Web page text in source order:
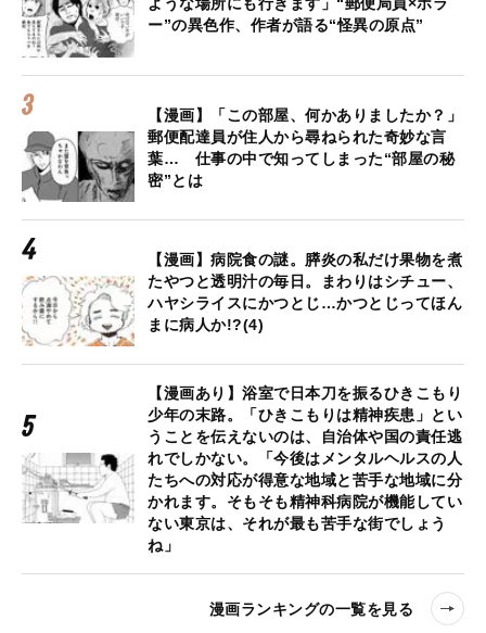
ような場所にも行きます」“郵便局員×ホラ
ー”の異色作、作者が語る“怪異の原点”
【漫画】「この部屋、何かありましたか？」
郵便配達員が住人から尋ねられた奇妙な言
葉… 仕事の中で知ってしまった“部屋の秘
密”とは
【漫画】病院食の謎。膵炎の私だけ果物を煮
たやつと透明汁の毎日。まわりはシチュー、
ハヤシライスにかつとじ…かつとじってほん
まに病人か!?(4)
【漫画あり】浴室で日本刀を振るひきこもり
少年の末路。「ひきこもりは精神疾患」とい
うことを伝えないのは、自治体や国の責任逃
れでしかない。「今後はメンタルヘルスの人
たちへの対応が得意な地域と苦手な地域に分
かれます。そもそも精神科病院が機能してい
ない東京は、それが最も苦手な街でしょう
ね」
漫画ランキングの一覧を見る